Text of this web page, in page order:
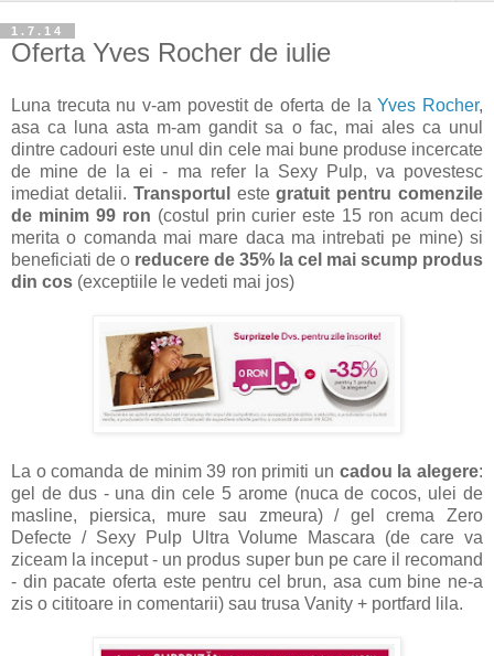
1.7.14
Oferta Yves Rocher de iulie
Luna trecuta nu v-am povestit de oferta de laYves Rocher,
asa ca luna asta m-am gandit sa o fac, mai ales ca unul
dintre cadouri este unul din cele mai bune produse incercate
de mine de la ei - ma refer la Sexy Pulp, va povestesc
imediat detalii. Transportul estegratuit pentru comenzile
de minim 99 ron (costul prin curier este 15 ron acum deci
merita o comanda mai mare daca ma intrebati pe mine) si
beneficiati de o reducere de 35% la cel mai scump produs
din cos (exceptiile le vedeti mai jos)
La o comanda de minim 39 ron primiti un cadou la alegere:
gel de dus - una din cele 5 arome (nuca de cocos, ulei de
masline, piersica, mure sau zmeura) / gel crema Zero
Defecte / Sexy Pulp Ultra Volume Mascara (de care va
ziceam la inceput - un produs super bun pe care il recomand
- din pacate oferta este pentru cel brun, asa cum bine ne-a
zis o cititoare in comentarii) sau trusa Vanity + portfard lila.